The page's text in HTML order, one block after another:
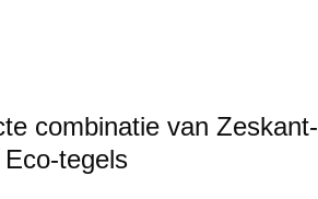
combinatie van Zeskant-
tegels